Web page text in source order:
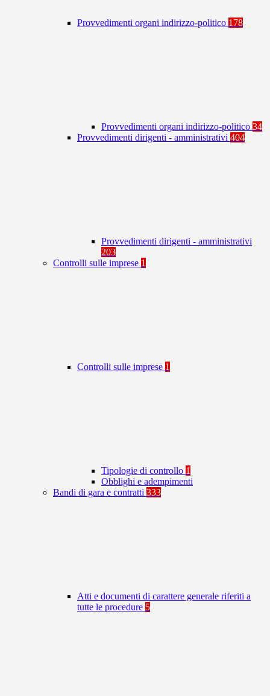
Provvedimenti organi indirizzo-politico 178
Provvedimenti organi indirizzo-politico 34
Provvedimenti dirigenti - amministrativi 404
Provvedimenti dirigenti - amministrativi
203
Controlli sulle imprese 1
Controlli sulle imprese 1
Tipologie di controllo 1
Obblighi e adempimenti
Bandi di gara e contratti 333
Atti e documenti di carattere generale riferiti a
tutte le procedure 5